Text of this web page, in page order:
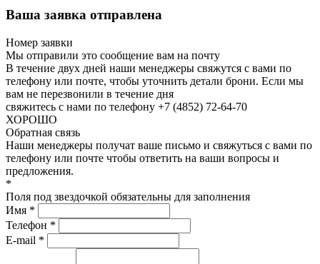
Ваша заявка отправлена
Номер заявки
Мы отправили это сообщение вам на почту
В течение двух дней наши менеджеры свяжутся с вами по
телефону или почте, чтобы уточнить детали брони. Если мы
вам не перезвонили в течение дня
свяжитесь с нами по телефону +7 (4852) 72-64-70
ХОРОШО
Обратная связь
Наши менеджеры получат ваше письмо и свяжуться с вами по
телефону или почте чтобы ответить на ваши вопросы и
предложения.
*
Поля под звездочкой обязательны для заполнения
Имя *
Телефон *
E-mail *